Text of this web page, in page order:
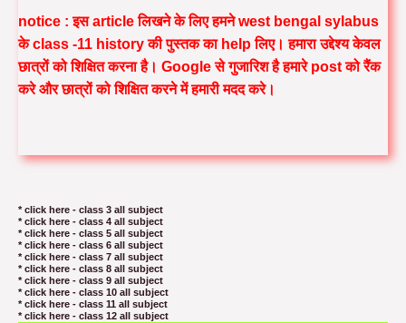
notice : इस article लिखने के लिए हमने west bengal sylabus
के class -11 history की पुस्तक का help लिए। हमारा उद्देश्य केवल
छात्रों को शिक्षित करना है। Google से गुजारिश है हमारे post को रैंक
करे और छात्रों को शिक्षित करने में हमारी मदद करे।
* click here - class 3 all subject
* click here - class 4 all subject
* click here - class 5 all subject
* click here - class 6 all subject
* click here - class 7 all subject
* click here - class 8 all subject
* click here - class 9 all subject
* click here - class 10 all subject
* click here - class 11 all subject
* click here - class 12 all subject